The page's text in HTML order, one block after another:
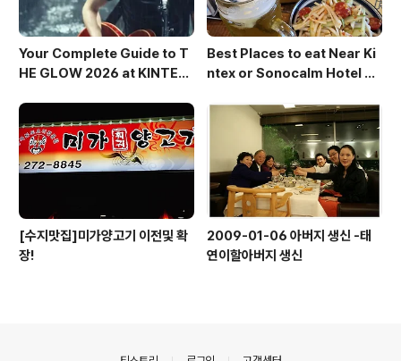
Your Complete Guide to T
HE GLOW 2026 at KINTEX
ore You Go
Best Places to eat Near Ki
ntex or Sonocalm Hotel 20
[수지맛집]미가양고기 이전및 확
장!
2009-01-06 아버지 생신 -태
연이할아버지 생신